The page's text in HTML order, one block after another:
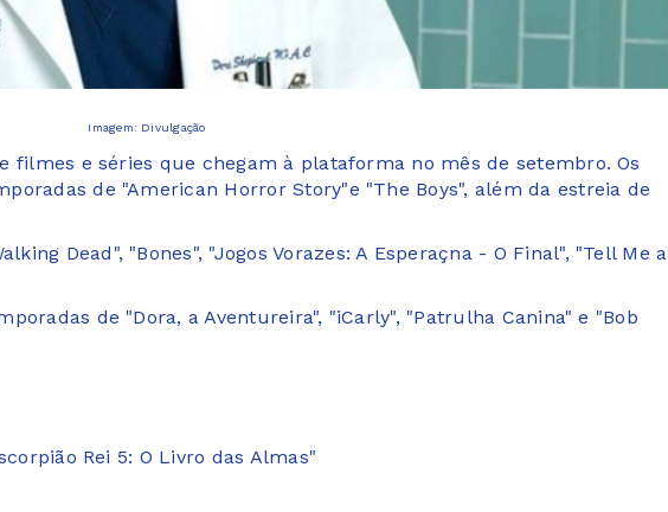
Imagem: Divulgação
filmes e séries que chegam à plataforma no mês de setembro. Os
de "American Horror Story"e "The Boys", além da estreia de
Dead", "Bones", "Jogos Vorazes: A Esperaçna - O Final", "Tell Me a
de "Dora, a Aventureira", "iCarly", "Patrulha Canina" e "Bob
Rei 5: O Livro das Almas"